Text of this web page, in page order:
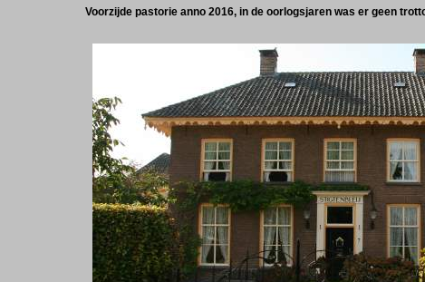
Voorzijde pastorie anno 2016, in de oorlogsjaren was er geen